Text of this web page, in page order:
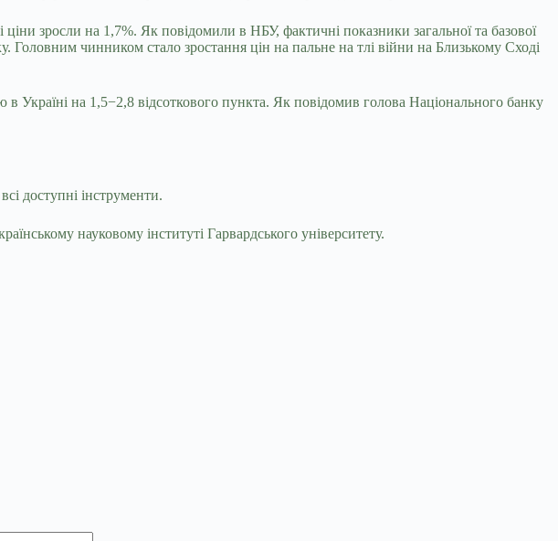
зросли на 1,7%. Як повідомили в НБУ, фактичні показники загальної та базової
Головним чинником стало зростання цін на пальне на тлі війни на Близькому Сході
Україні на 1,5−2,8 відсоткового пункта. Як повідомив голова Національного банку
доступні інструменти.
науковому інституті Гарвардського університету.